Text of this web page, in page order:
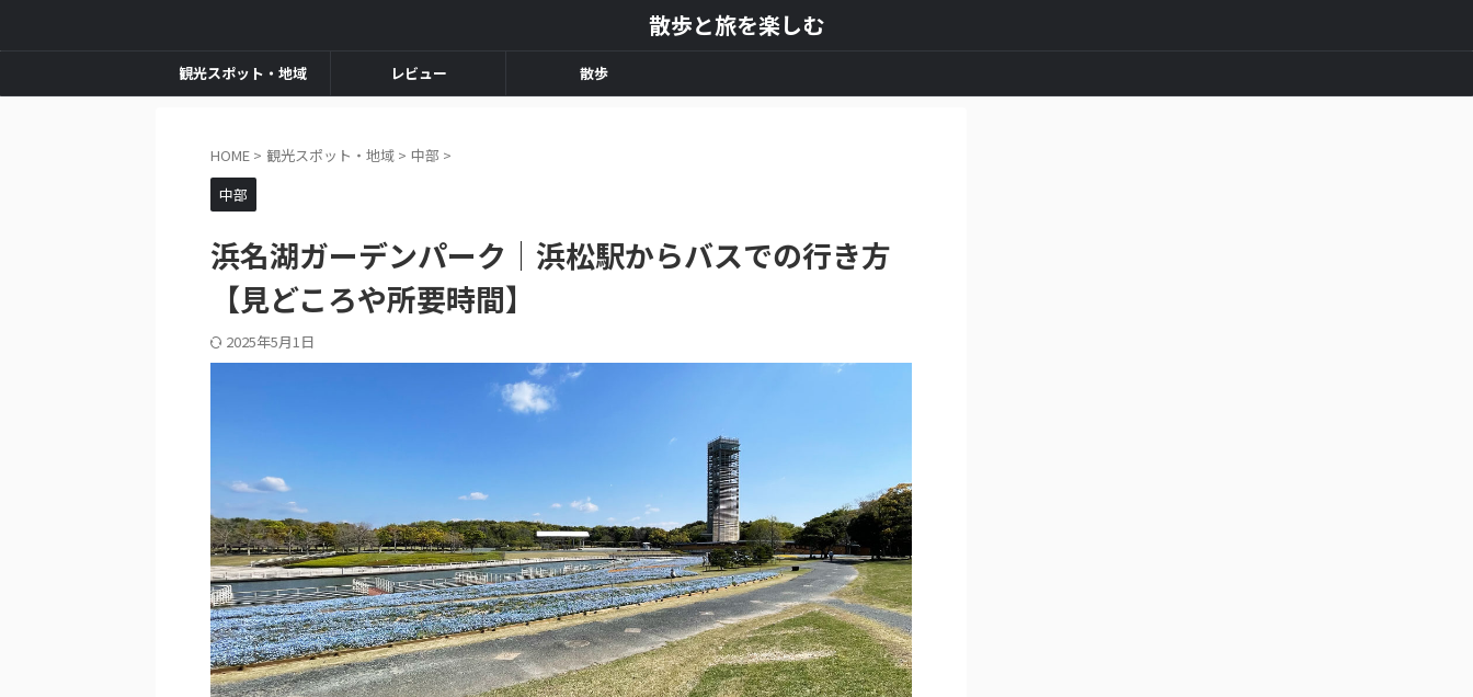
散歩と旅を楽しむ
観光スポット・地域 レビュー 散歩
HOME > 観光スポット・地域 > 中部 >
中部
浜名湖ガーデンパーク｜浜松駅からバスでの行き方
【見どころや所要時間】
2025年5月1日